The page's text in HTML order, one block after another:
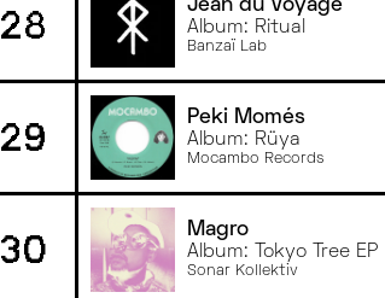
28 Jean du Voyage
Album: Ritual
Banzaï Lab
29 Peki Momés
Album: Rüya
Mocambo Records
30 Magro
Album: Tokyo Tree EP
Sonar Kollektiv